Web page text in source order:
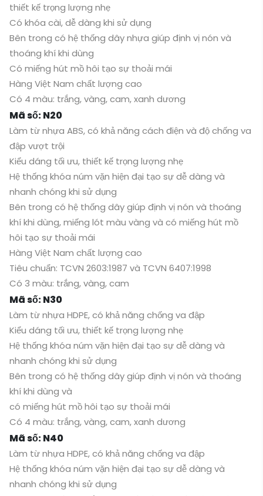
thiết kế trọng lượng nhẹ
Có khóa cài, dễ dàng khi sử dụng
Bên trong có hệ thống dây nhựa giúp định vị nón và
thoáng khí khi dùng
Có miếng hút mồ hôi tạo sự thoải mái
Hàng Việt Nam chất lượng cao
Có 4 màu: trắng, vàng, cam, xanh dương
Mã số: N20
Làm từ nhựa ABS, có khả năng cách điện và độ chống va
đập vượt trội
Kiểu dáng tối ưu, thiết kế trọng lượng nhẹ
Hệ thống khóa núm vặn hiện đại tạo sự dễ dàng và
nhanh chóng khi sử dụng
Bên trong có hệ thống dây giúp định vị nón và thoáng
khí khi dùng, miếng lót màu vàng và có miếng hút mồ
hôi tạo sự thoải mái
Hàng Việt Nam chất lượng cao
Tiêu chuẩn: TCVN 2603:1987 và TCVN 6407:1998
Có 3 màu: trắng, vàng, cam
Mã số: N30
Làm từ nhựa HDPE, có khả năng chống va đập
Kiểu dáng tối ưu, thiết kế trọng lượng nhẹ
Hệ thống khóa núm vặn hiện đại tạo sự dễ dàng và
nhanh chóng khi sử dụng
Bên trong có hệ thống dây giúp định vị nón và thoáng
khí khi dùng và
có miếng hút mồ hôi tạo sự thoải mái
Có 4 màu: trắng, vàng, cam, xanh dương
Mã số: N40
Làm từ nhựa HDPE, có khả năng chống va đập
Hệ thống khóa núm vặn hiện đại tạo sự dễ dàng và
nhanh chóng khi sử dụng